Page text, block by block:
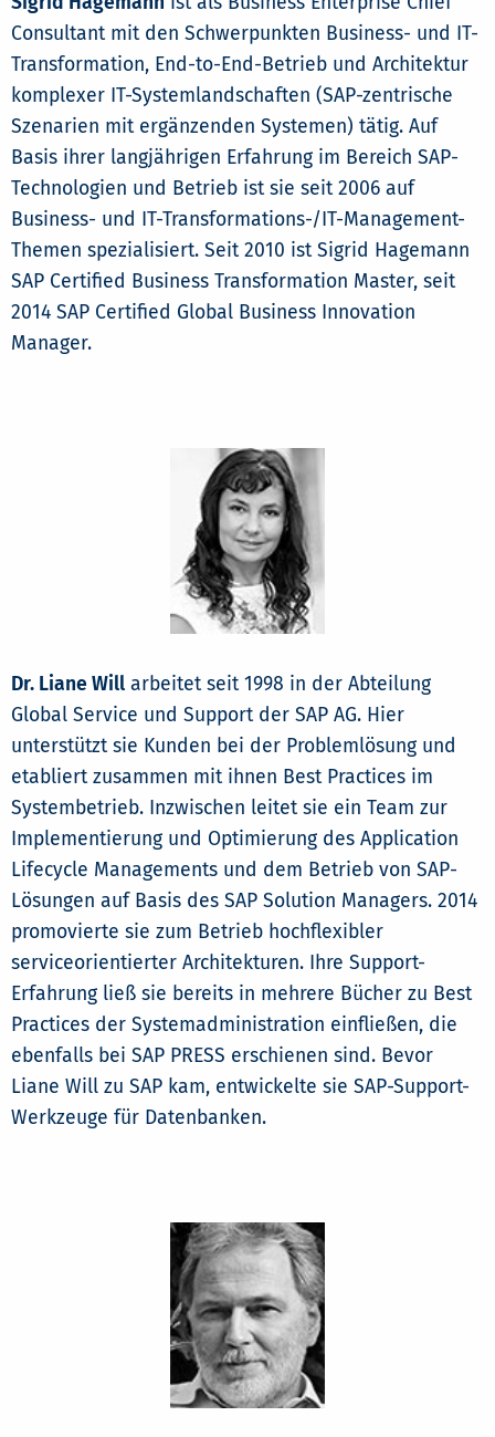
Consultant mit den Schwerpunkten Business- und IT-
Transformation, End-to-End-Betrieb und Architektur
komplexer IT-Systemlandschaften (SAP-zentrische
Szenarien mit ergänzenden Systemen) tätig. Auf
Basis ihrer langjährigen Erfahrung im Bereich SAP-
Technologien und Betrieb ist sie seit 2006 auf
Business- und IT-Transformations-/IT-Management-
Themen spezialisiert. Seit 2010 ist Sigrid Hagemann
SAP Certified Business Transformation Master, seit
2014 SAP Certified Global Business Innovation
Manager.
Dr. Liane Will arbeitet seit 1998 in der Abteilung
Global Service und Support der SAP AG. Hier
unterstützt sie Kunden bei der Problemlösung und
etabliert zusammen mit ihnen Best Practices im
Systembetrieb. Inzwischen leitet sie ein Team zur
Implementierung und Optimierung des Application
Lifecycle Managements und dem Betrieb von SAP-
Lösungen auf Basis des SAP Solution Managers. 2014
promovierte sie zum Betrieb hochflexibler
serviceorientierter Architekturen. Ihre Support-
Erfahrung ließ sie bereits in mehrere Bücher zu Best
Practices der Systemadministration einfließen, die
ebenfalls bei SAP PRESS erschienen sind. Bevor
Liane Will zu SAP kam, entwickelte sie SAP-Support-
Werkzeuge für Datenbanken.